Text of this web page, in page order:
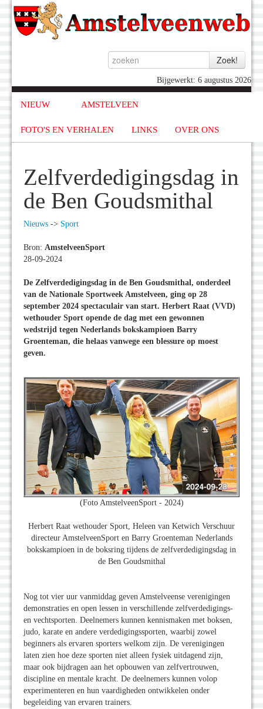
Bijgewerkt: 6 augustus 2026
NIEUW AMSTELVEEN
FOTO'S EN VERHALEN LINKS OVER ONS
Zelfverdedigingsdag in
de Ben Goudsmithal
Nieuws -> Sport
Bron: AmstelveenSport
28-09-2024
De Zelfverdedigingsdag in de Ben Goudsmithal, onderdeel
van de Nationale Sportweek Amstelveen, ging op 28
september 2024 spectaculair van start. Herbert Raat (VVD)
wethouder Sport opende de dag met een gewonnen
wedstrijd tegen Nederlands bokskampioen Barry
Groenteman, die helaas vanwege een blessure op moest
geven.
(Foto AmstelveenSport - 2024)
Herbert Raat wethouder Sport, Heleen van Ketwich Verschuur
directeur AmstelveenSport en Barry Groenteman Nederlands
bokskampioen in de boksring tijdens de zelfverdedigingsdag in
de Ben Goudsmithal
Nog tot vier uur vanmiddag geven Amstelveense verenigingen
demonstraties en open lessen in verschillende zelfverdedigings-
en vechtsporten. Deelnemers kunnen kennismaken met boksen,
judo, karate en andere verdedigingssporten, waarbij zowel
beginners als ervaren sporters welkom zijn. De verenigingen
laten zien hoe deze sporten niet alleen fysiek uitdagend zijn,
maar ook bijdragen aan het opbouwen van zelfvertrouwen,
discipline en mentale kracht. De deelnemers kunnen volop
experimenteren en hun vaardigheden ontwikkelen onder
begeleiding van ervaren trainers.